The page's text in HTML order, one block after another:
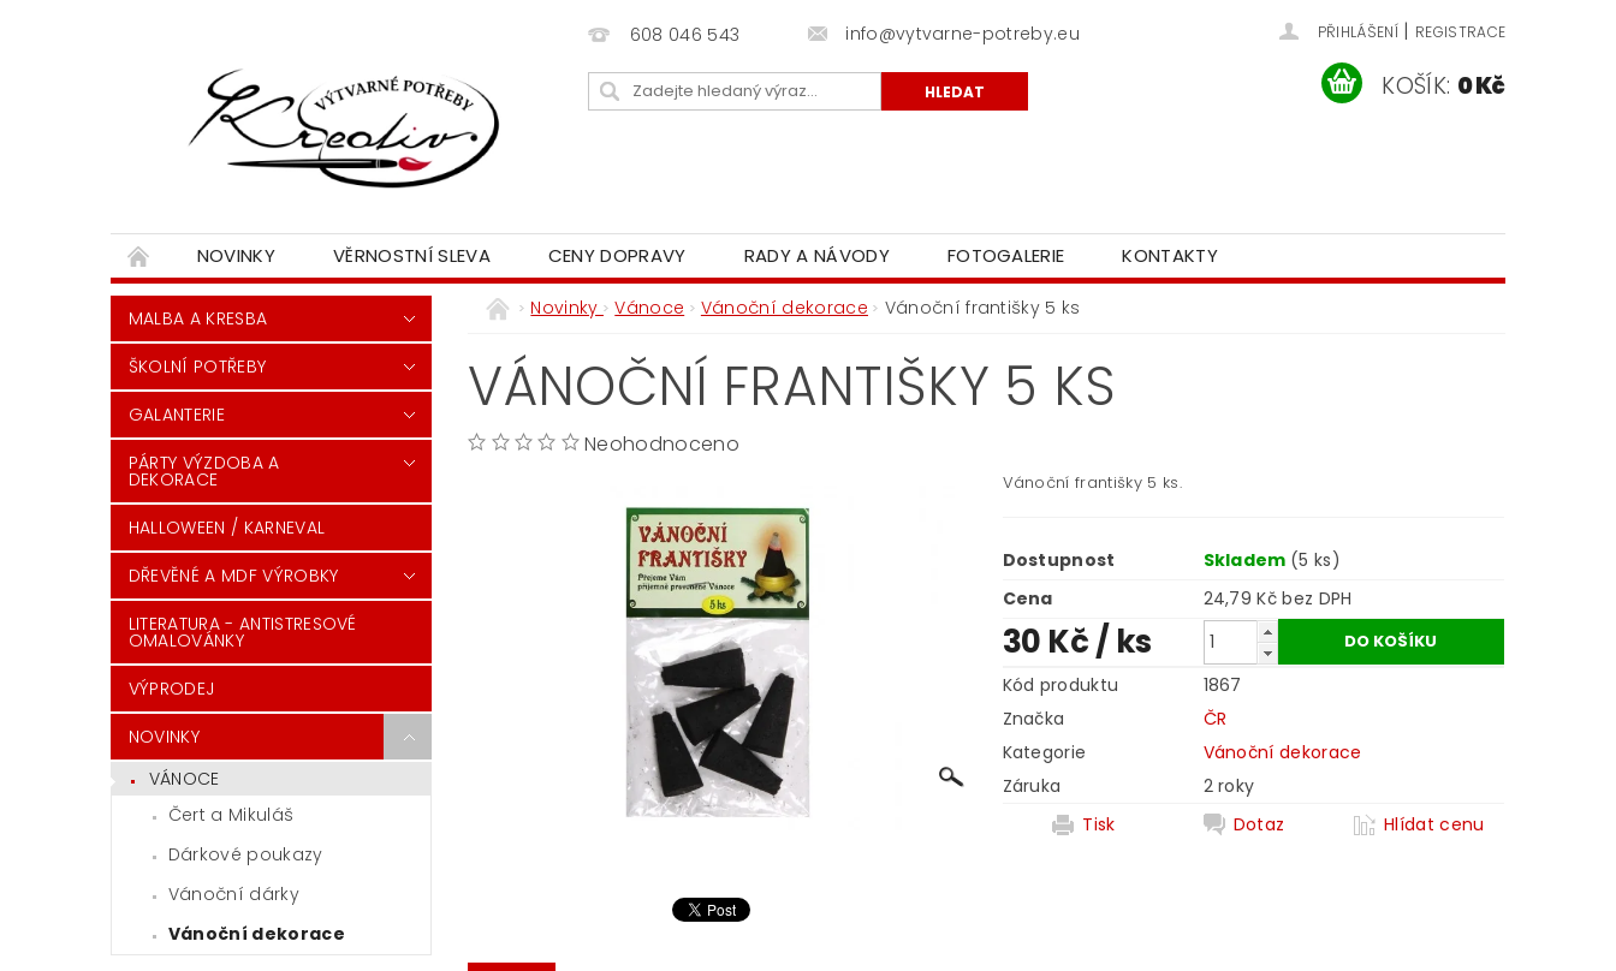
608 046 543 info@vytvarne-potreby.eu PŘIHLÁŠENÍ | REGISTRACE
KOŠÍK: 0 Kč
NOVINKY VĚRNOSTNÍ SLEVA CENY DOPRAVY RADY A NÁVODY FOTOGALERIE KONTAKTY
MALBA A KRESBA
ŠKOLNÍ POTŘEBY
GALANTERIE
PÁRTY VÝZDOBA A
DEKORACE
HALLOWEEN / KARNEVAL
DŘEVĚNÉ A MDF VÝROBKY
LITERATURA - ANTISTRESOVÉ
OMALOVÁNKY
VÝPRODEJ
NOVINKY
VÁNOCE
Čert a Mikuláš
Dárkové poukazy
Vánoční dárky
Vánoční dekorace
Novinky Vánoce Vánoční dekorace Vánoční františky 5 ks
VÁNOČNÍ FRANTIŠKY 5 KS
Neohodnoceno
Vánoční františky 5 ks.
Dostupnost Skladem (5 ks)
Cena
24,79 Kč bez DPH
30 Kč/ ks
Kód produktu
1867
Značka
ČR
Kategorie
Vánoční dekorace
Záruka
2 roky
Tisk
Dotaz Hlídat cenu